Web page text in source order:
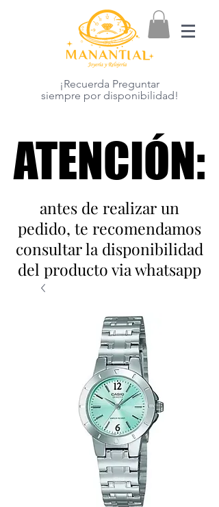
¡Recuerda Preguntar
siempre por disponibilidad!
ATENCIÓN:
ATENCIÓN:
antes de realizar un
pedido, te recomendamos
consultar la disponibilidad
del producto via whatsapp